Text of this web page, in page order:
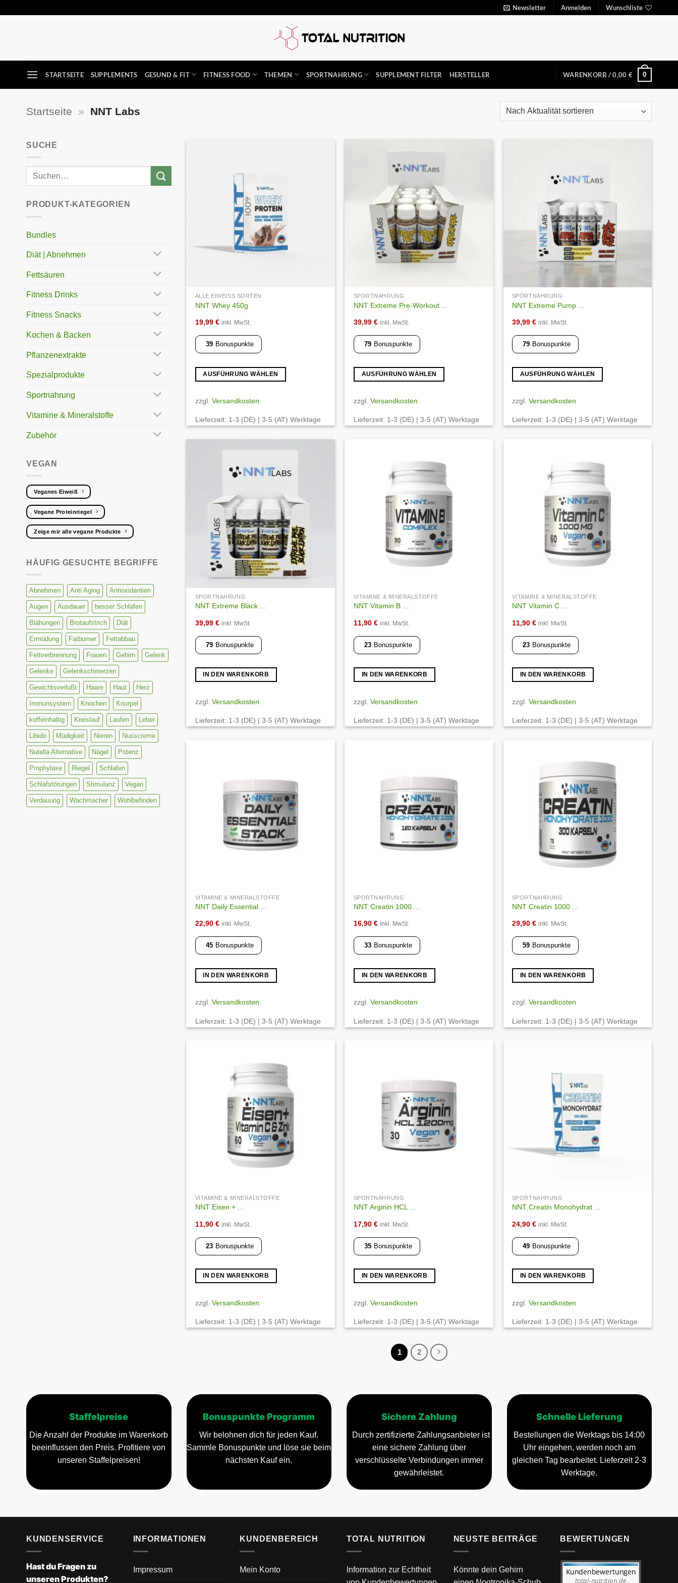
Newsletter Anmelden Wunschliste
STARTSEITE SUPPLEMENTS GESUND & FIT FITNESS FOOD THEMEN SPORTNAHRUNG SUPPLEMENT FILTER HERSTELLER WARENKORB /0,00 € 0
Startseite » NNT Labs
SUCHE
PRODUKT-KATEGORIEN
Bundles
Diät | Abnehmen
Fettsäuren
Fitness Drinks
Fitness Snacks
Kochen & Backen
Pflanzenextrakte
Spezialprodukte
Sportnahrung
Vitamine & Mineralstoffe
Zubehör
VEGAN
Veganes Eiweiß
Vegane Proteinriegel
Zeige mir alle vegane Produkte
HÄUFIG GESUCHTE BEGRIFFE
Abnehmen Anti Aging Antioxidantien
Augen Ausdauer besser Schlafen
Blähungen Brotaufstrich Diät
Ermüdung Fatburner Fettabbau
Fettverbrennung Frauen Gehirn Gelenk
Gelenke Gelenkschmerzen
Gewichtsverlußt Haare Haut Herz
Immunsystem Knochen Knorpel
koffeinhaltig Kreislauf Laufen Leber
Libido Müdigkeit Nieren Nusscreme
Nutella Alternative Nägel Potenz
Prophylaxe Riegel Schlafen
Schlafstörungen Stimulanz Vegan
Verdauung Wachmacher Wohlbefinden
ALLE EIWEISS SORTEN
NNT Whey 450g
19,99 € inkl. MwSt.
39 Bonuspunkte
AUSFÜHRUNG WÄHLEN
Produkt
mehrere
Produktseite
gewählt
werden
zzgl. Versandkosten
Lieferzeit: 1-3 (DE) | 3-5 (AT) Werktage
SPORTNAHRUNG
NNT Extreme Pre-Workout ...
39,99 € inkl. MwSt.
79 Bonuspunkte
AUSFÜHRUNG WÄHLEN
Produkt
mehrere
Produktseite
zzgl. Versandkosten
Lieferzeit: 1-3 (DE) | 3-5 (AT) Werktage
SPORTNAHRUNG
NNT Extreme Pump ...
39,99 € inkl. MwSt.
79 Bonuspunkte
AUSFÜHRUNG WÄHLEN
Produkt
mehrere
Produktseite
zzgl. Versandkosten
Lieferzeit: 1-3 (DE) | 3-5 (AT) Werktage
SPORTNAHRUNG
NNT Extreme Black ...
39,99 € inkl. MwSt.
79 Bonuspunkte
IN DEN WARENKORB
zzgl. Versandkosten
Lieferzeit: 1-3 (DE) | 3-5 (AT) Werktage
VITAMINE & MINERALSTOFFE
NNT Vitamin B ...
11,90 € inkl. MwSt.
23 Bonuspunkte
IN DEN WARENKORB
zzgl. Versandkosten
Lieferzeit: 1-3 (DE) | 3-5 (AT) Werktage
VITAMINE & MINERALSTOFFE
NNT Vitamin C ...
11,90 € inkl. MwSt.
23 Bonuspunkte
IN DEN WARENKORB
zzgl. Versandkosten
Lieferzeit: 1-3 (DE) | 3-5 (AT) Werktage
VITAMINE & MINERALSTOFFE
NNT Daily Essential ...
22,90 € inkl. MwSt.
45 Bonuspunkte
IN DEN WARENKORB
zzgl. Versandkosten
Lieferzeit: 1-3 (DE) | 3-5 (AT) Werktage
SPORTNAHRUNG
NNT Creatin 1000 ...
16,90 € inkl. MwSt.
33 Bonuspunkte
IN DEN WARENKORB
zzgl. Versandkosten
Lieferzeit: 1-3 (DE) | 3-5 (AT) Werktage
SPORTNAHRUNG
NNT Creatin 1000 ...
29,90 € inkl. MwSt.
59 Bonuspunkte
IN DEN WARENKORB
zzgl. Versandkosten
Lieferzeit: 1-3 (DE) | 3-5 (AT) Werktage
VITAMINE & MINERALSTOFFE
NNT Eisen + ...
11,90 € inkl. MwSt.
23 Bonuspunkte
IN DEN WARENKORB
zzgl. Versandkosten
Lieferzeit: 1-3 (DE) | 3-5 (AT) Werktage
SPORTNAHRUNG
NNT Arginin HCL ...
17,90 € inkl. MwSt.
35 Bonuspunkte
IN DEN WARENKORB
zzgl. Versandkosten
Lieferzeit: 1-3 (DE) | 3-5 (AT) Werktage
SPORTNAHRUNG
NNT Creatin Monohydrat ...
24,90 € inkl. MwSt.
49 Bonuspunkte
IN DEN WARENKORB
zzgl. Versandkosten
Lieferzeit: 1-3 (DE) | 3-5 (AT) Werktage
1 2
Staffelpreise
Die Anzahl der Produkte im Warenkorb
beeinflussen den Preis. Profitiere von
unseren Staffelpreisen!
Bonuspunkte Programm
Wir belohnen dich für jeden Kauf.
Sammle Bonuspunkte und löse sie beim
nächsten Kauf ein.
Sichere Zahlung
Durch zertifizierte Zahlungsanbieter ist
eine sichere Zahlung über
verschlüsselte Verbindungen immer
gewährleistet.
Schnelle Lieferung
Bestellungen die Werktags bis 14:00
Uhr eingehen, werden noch am
gleichen Tag bearbeitet. Lieferzeit 2-3
Werktage.
KUNDENSERVICE
Hast du Fragen zu
unseren Produkten?
INFORMATIONEN
Impressum
KUNDENBEREICH
Mein Konto
TOTAL NUTRITION
Information zur Echtheit
NEUSTE BEITRÄGE
Könnte dein Gehirn
BEWERTUNGEN